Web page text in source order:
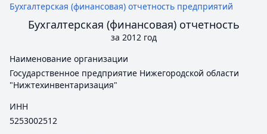
Бухгалтерская (финансовая) отчетность предприятий
Бухгалтерская (финансовая) отчетность
за 2012 год
Наименование организации
Государственное предприятие Нижегородской области
"Нижтехинвентаризация"
ИНН
5253002512